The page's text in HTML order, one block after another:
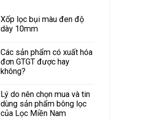
Xốp lọc bụi màu đen độ
dày 10mm
Các sản phẩm có xuất hóa
đơn GTGT được hay
không?
Lý do nên chọn mua và tin
dùng sản phẩm bông lọc
của Lọc Miền Nam